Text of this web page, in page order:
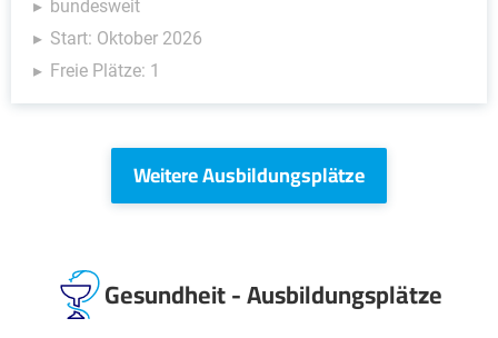
bundesweit
Start: Oktober 2026
Freie Plätze: 1
Weitere Ausbildungsplätze
Gesundheit - Ausbildungsplätze